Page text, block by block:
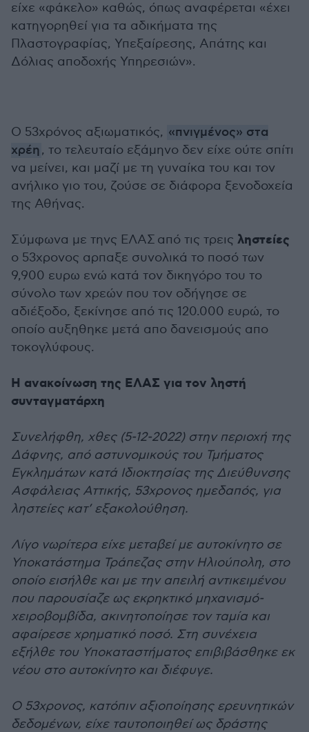
είχε «φάκελο» καθώς, όπως αναφέρεται «έχει
κατηγορηθεί για τα αδικήματα της
Πλαστογραφίας, Υπεξαίρεσης, Απάτης και
Δόλιας αποδοχής Υπηρεσιών».
Ο 53χρόνος αξιωματικός, «πνιγμένος» στα
χρέη, το τελευταίο εξάμηνο δεν είχε ούτε σπίτι
να μείνει, και μαζί με τη γυναίκα του και τον
ανήλικο γιο του, ζούσε σε διάφορα ξενοδοχεία
της Αθήνας.
Σύμφωνα με τηνς ΕΛΑΣ από τις τρεις ληστείες
ο 53χρονος αρπαξε συνολικά το ποσό των
9,900 ευρω ενώ κατά τον δικηγόρο του το
σύνολο των χρεών που τον οδήγησε σε
αδιέξοδο, ξεκίνησε από τις 120.000 ευρώ, το
οποίο αυξηθηκε μετά απο δανεισμούς απο
τοκογλύφους.
Η ανακοίνωση της ΕΛΑΣ για τον ληστή
συνταγματάρχη
Συνελήφθη, χθες (5-12-2022) στην περιοχή της
Δάφνης, από αστυνομικούς του Τμήματος
Εγκλημάτων κατά Ιδιοκτησίας της Διεύθυνσης
Ασφάλειας Αττικής, 53χρονος ημεδαπός, για
ληστείες κατ’ εξακολούθηση.
Λίγο νωρίτερα είχε μεταβεί με αυτοκίνητο σε
Υποκατάστημα Τράπεζας στην Ηλιούπολη, στο
οποίο εισήλθε και με την απειλή αντικειμένου
που παρουσίαζε ως εκρηκτικό μηχανισμό-
χειροβομβίδα, ακινητοποίησε τον ταμία και
αφαίρεσε χρηματικό ποσό. Στη συνέχεια
εξήλθε του Υποκαταστήματος επιβιβάσθηκε εκ
νέου στο αυτοκίνητο και διέφυγε.
Ο 53χρονος, κατόπιν αξιοποίησης ερευνητικών
δεδομένων, είχε ταυτοποιηθεί ως δράστης